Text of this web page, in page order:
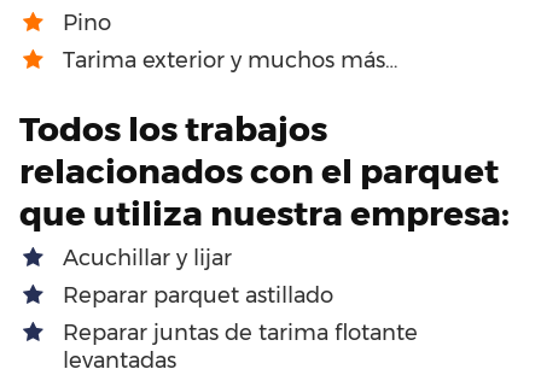
Pino
Tarima exterior y muchos más…
Todos los trabajos
relacionados con el parquet
que utiliza nuestra empresa:
Acuchillar y lijar
Reparar parquet astillado
Reparar juntas de tarima flotante
levantadas